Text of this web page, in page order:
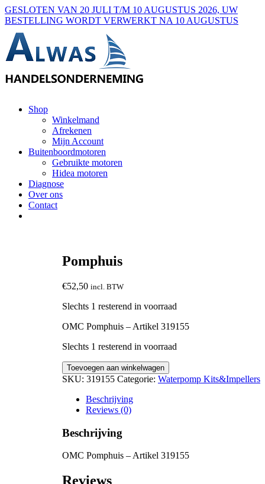
Ga
naar
inhoud
GESLOTEN VAN 20 JULI T/M 10 AUGUSTUS 2026, UW
BESTELLING WORDT VERWERKT NA 10 AUGUSTUS
Shop
Winkelmand
Afrekenen
Mijn Account
Buitenboordmotoren
Gebruikte motoren
Hidea motoren
Diagnose
Over ons
Contact
Pomphuis
€52,50 incl. BTW
Slechts 1 resterend in voorraad
OMC Pomphuis – Artikel 319155
Slechts 1 resterend in voorraad
Pomphuis
quantity
Toevoegen aan winkelwagen
SKU: 319155 Categorie: Waterpomp Kits&Impellers
Beschrijving
Reviews (0)
Beschrijving
OMC Pomphuis – Artikel 319155
Reviews